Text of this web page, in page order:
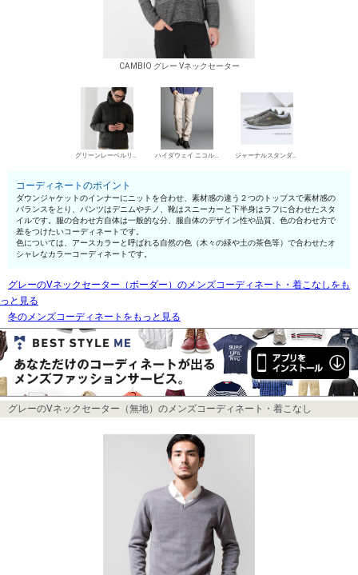
CAMBIO グレー Vネックセーター
グリーンレーベルリラクシング ダウンジャケット ハイダウェイ ニコル デニムパンツ・ジーンズ ジャーナルスタンダード ローカットスニーカー
コーディネートのポイント
ダウンジャケットのインナーにニットを合わせ、素材感の違う２つのトップスで素材感の
バランスをとり、パンツはデニムやチノ、靴はスニーカーと下半身はラフに合わせたスタ
イルです。服の合わせ方自体は一般的な分、服自体のデザイン性や品質、色の合わせ方で
差をつけたいコーディネートです。
色については、アースカラーと呼ばれる自然の色（木々の緑や土の茶色等）で合わせたオ
シャレなカラーコーディネートです。
グレーのVネックセーター（ボーダー）のメンズコーディネート・着こなしをも
っと見る
冬のメンズコーディネートをもっと見る
グレーのVネックセーター（無地）のメンズコーディネート・着こなし